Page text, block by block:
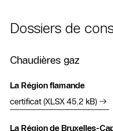
Dossiers de
Chaudières gaz
La Région flamande
certificat (XLSX 45.2 kB)
La Région de Bruxelles-